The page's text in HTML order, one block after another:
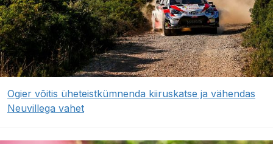
Ogier võitis üheteistkümnenda kiiruskatse ja vähendas
Neuvillega vahet